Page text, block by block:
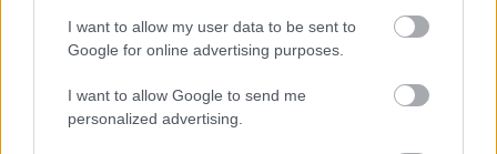
I want to allow my user data to be sent to
Google for online advertising purposes.
I want to allow Google to send me
personalized advertising.
„Az én szememben ebből fakad az előnyük.
Olyan autót tudtak építeni, amely nagyon jól
megóvja a gumijait és remek balansszal